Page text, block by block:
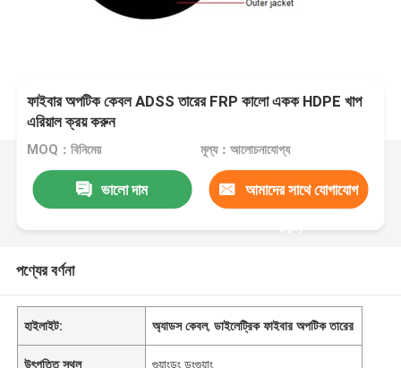
ফাইবার অপটিক কেবল ADSS তারের FRP কালো একক HDPE খাপ
এরিয়াল ক্রয় করুন
MOQ：বিনিমেয় মূল্য：আলোচনাযোগ্য
ভালো দাম আমাদের সাথে যোগাযোগ
করুন
পণ্যের বর্ণনা
হাইলাইট: অ্যাডস কেবল,ডাইলেট্রিক ফাইবার অপটিক তারের
উৎপত্তি স্থল গুয়াংডং ডংগুয়াং